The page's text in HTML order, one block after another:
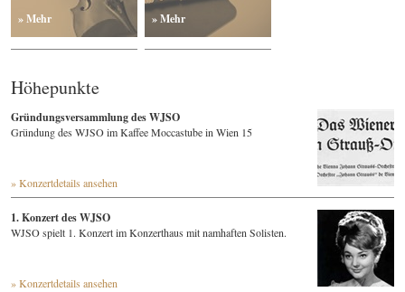
» Mehr » Mehr
Höhepunkte
Gründungsversammlung des WJSO
Gründung des WJSO im Kaffee Moccastube in Wien 15
» Konzertdetails ansehen
1. Konzert des WJSO
WJSO spielt 1. Konzert im Konzerthaus mit namhaften Solisten.
» Konzertdetails ansehen